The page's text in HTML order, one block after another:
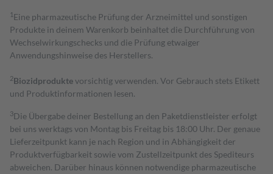
1 Eine pharmazeutische Prüfung der Arzneimittel und sonstigen
Produkte in deinem Warenkorb beinhaltet die Durchführung von
Wechselwirkungschecks und die Prüfung etwaiger
Anwendungshinweise des Herstellers.
2Biozidproduktevorsichtig verwenden. Vor Gebrauch stets Etikett
und Produktinformationen lesen.
3Die Übergabe deiner Bestellung an den Paketdienstleister erfolgt
bei uns werktags von Montag bis Freitag bis 18:00 Uhr. Der genaue
Lieferzeitpunkt kann je nach Region und in Abhängigkeit der
Produktverfügbarkeit sowie vom Zustellzeitpunkt des Spediteurs
abweichen. Darüber hinaus können notwendige pharmazeutische